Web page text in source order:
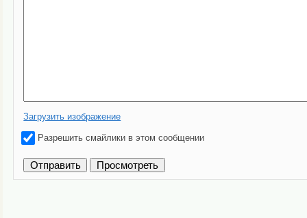
Загрузить изображение
Разрешить смайлики в этом сообщении